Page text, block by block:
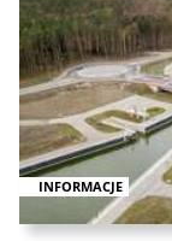
INFORMACJE